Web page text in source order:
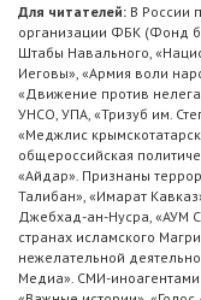
Для читателей: В России
организации ФБК (Фонд
Штабы Навального,
Иеговы», «Армия воли
«Движение против
УНСО, УПА, «Тризуб им.
«Меджлис
общероссийская
«Айдар». Признаны
Талибан», «Имарат
Джебхад-ан-Нусра, «АУМ
странах исламского
нежелательной
Медиа». СМИ-